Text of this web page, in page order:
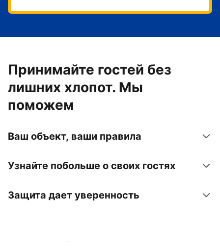
Принимайте гостей без
лишних хлопот. Мы
поможем
Ваш объект, ваши правила
Узнайте побольше о своих гостях
Защита дает уверенность
Зарегистрировать объект